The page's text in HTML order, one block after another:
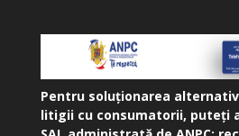
Pentru soluționarea
litigii cu consumatorii, puteți